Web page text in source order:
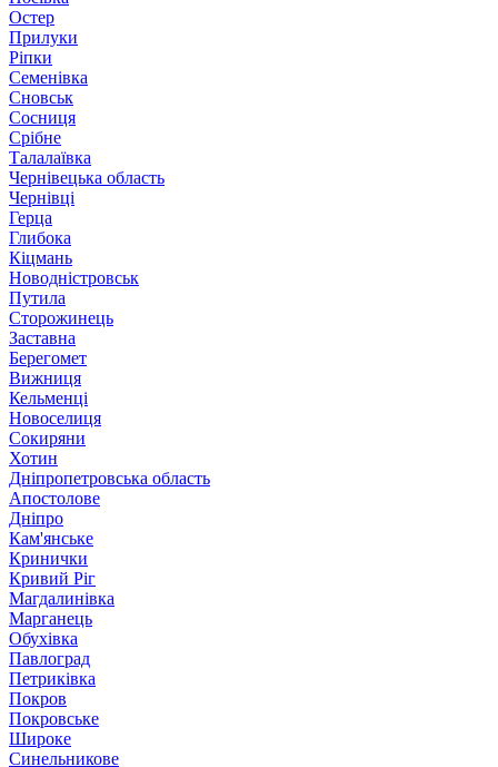
Остер
Прилуки
Ріпки
Семенівка
Сновськ
Сосниця
Срібне
Талалаївка
Чернівецька область
Чернівці
Герца
Глибока
Кіцмань
Новодністровськ
Путила
Сторожинець
Заставна
Берегомет
Вижниця
Кельменці
Новоселиця
Сокиряни
Хотин
Дніпропетровська область
Апостолове
Дніпро
Кам'янське
Кринички
Кривий Ріг
Магдалинівка
Марганець
Обухівка
Павлоград
Петриківка
Покров
Покровське
Широке
Синельникове